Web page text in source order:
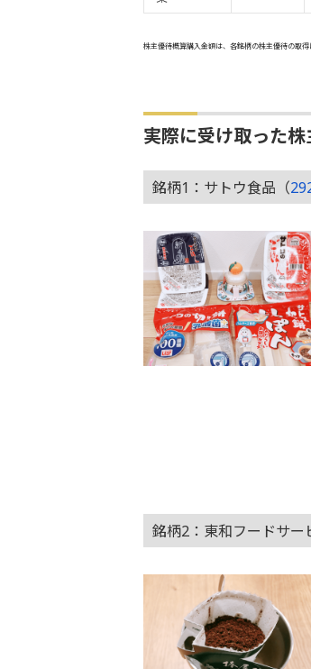
株主優待概算購入金額は、各銘柄の株主優待の取
実際に受け取った
銘柄1：サトウ食品（
銘柄2：東和フードサー